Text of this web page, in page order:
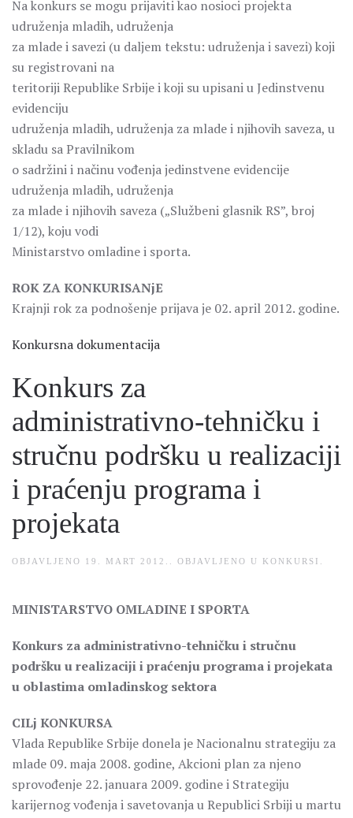
Na konkurs se mogu prijaviti kao nosioci projekta
udruženja mladih, udruženja
za mlade i savezi (u daljem tekstu: udruženja i savezi) koji
su registrovani na
teritoriji Republike Srbije i koji su upisani u Jedinstvenu
evidenciju
udruženja mladih, udruženja za mlade i njihovih saveza, u
skladu sa Pravilnikom
o sadržini i načinu vođenja jedinstvene evidencije
udruženja mladih, udruženja
za mlade i njihovih saveza („Službeni glasnik RS”, broj
1/12), koju vodi
Ministarstvo omladine i sporta.
ROK ZA KONKURISANjE
Krajnji rok za podnošenje prijava je 02. april 2012. godine.
Konkursna dokumentacija
Konkurs za
administrativno-tehničku i
stručnu podršku u realizaciji
i praćenju programa i
projekata
OBJAVLJENO 19. MART 2012. . OBJAVLJENO U KONKURSI
MINISTARSTVO OMLADINE I SPORTA
Konkurs za administrativno-tehničku i stručnu
podršku u realizaciji i praćenju programa i projekata
u oblastima omladinskog sektora
CILj KONKURSA
Vlada Republike Srbije donela je Nacionalnu strategiju za
mlade 09. maja 2008. godine, Akcioni plan za njeno
sprovođenje 22. januara 2009. godine i Strategiju
karijernog vođenja i savetovanja u Republici Srbiji u martu